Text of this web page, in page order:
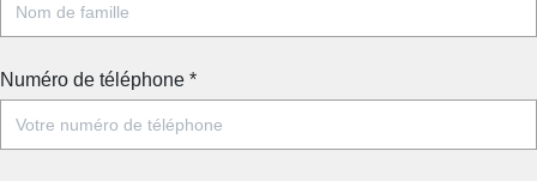
Numéro de téléphone *